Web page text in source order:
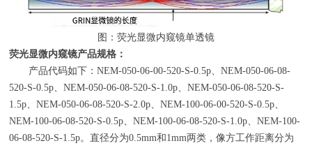
图：荧光显微内窥镜单透镜
荧光显微内窥镜产品规格：
产品代码如下：NEM-050-06-00-520-S-0.5p、NEM-050-06-08-
520-S-0.5p、NEM-050-06-08-520-S-1.0p、NEM-050-06-08-520-S-
1.5p、NEM-050-06-08-520-S-2.0p、NEM-100-06-00-520-S-0.5p、
NEM-100-06-08-520-S-0.5p、NEM-100-06-08-520-S-1.0p、NEM-100-
06-08-520-S-1.5p。直径分为0.5mm和1mm两类，像方工作距离分为